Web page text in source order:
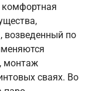
комфортная
возведенный по
монтаж
сваях. Во